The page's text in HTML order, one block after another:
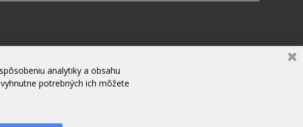
analytiky a obsahu
potrebných ich môžete